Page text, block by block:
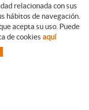
relacionada con sus
hábitos de navegación.
acepta su uso. Puede
de cookies aquí